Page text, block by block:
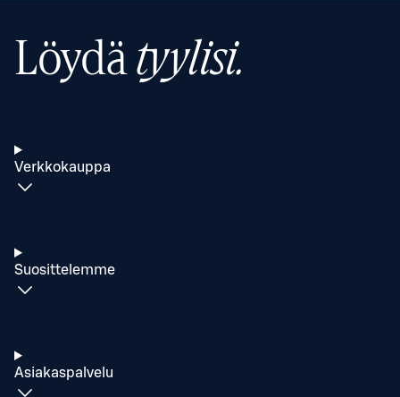
Löydätyylisi.
Verkkokauppa
Suosittelemme
Asiakaspalvelu